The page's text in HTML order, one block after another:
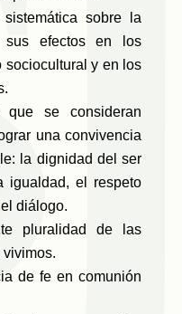
sobre la
sus efectos en los
sociocultural y en los
que se consideran
una convivencia
la dignidad del ser
igualdad, el respeto
diálogo.
pluralidad de las
de fe en comunión